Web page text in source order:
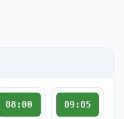
08:00 09:05